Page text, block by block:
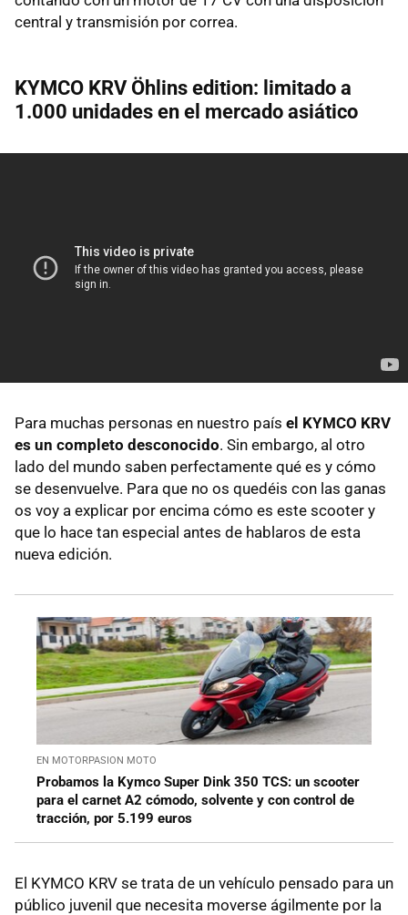
central y transmisión por correa.
KYMCO KRV Öhlins edition: limitado a
1.000 unidades en el mercado asiático
Para muchas personas en nuestro país el KYMCO KRV
es un completo desconocido. Sin embargo, al otro
lado del mundo saben perfectamente qué es y cómo
se desenvuelve. Para que no os quedéis con las ganas
os voy a explicar por encima cómo es este scooter y
que lo hace tan especial antes de hablaros de esta
nueva edición.
EN MOTORPASION MOTO
Probamos la Kymco Super Dink 350 TCS: un scooter
para el carnet A2 cómodo, solvente y con control de
tracción, por 5.199 euros
El KYMCO KRV se trata de un vehículo pensado para un
público juvenil que necesita moverse ágilmente por la